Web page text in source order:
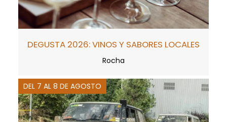
DEGUSTA 2026: VINOS Y SABORES LOCALES
Rocha
DEL 7 AL 8 DE AGOSTO